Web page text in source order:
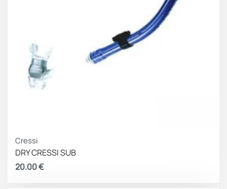
Cressi
DRY CRESSI SUB
20.00€